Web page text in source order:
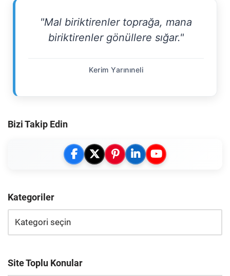
"Mal biriktirenler toprağa, mana
biriktirenler gönüllere sığar."
Kerim Yarınıneli
Bizi Takip Edin
Kategoriler
Site Toplu Konular